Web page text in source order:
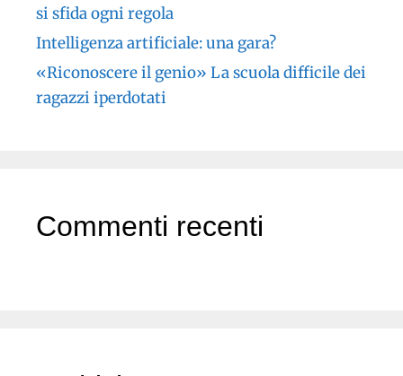
si sfida ogni regola
Intelligenza artificiale: una gara?
«Riconoscere il genio» La scuola difficile dei
ragazzi iperdotati
Commenti recenti